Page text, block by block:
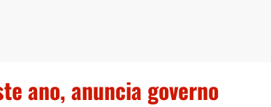
ano, anuncia governo